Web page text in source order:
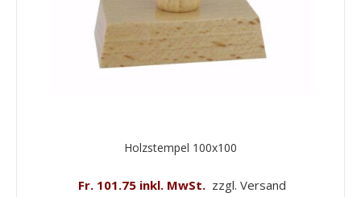
Holzstempel 100x100
Fr. 101.75 inkl. MwSt. zzgl. Versand